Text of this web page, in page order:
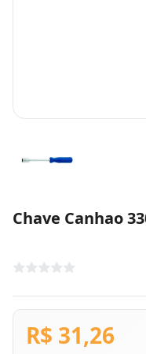
Chave Canhao
R$ 31,26